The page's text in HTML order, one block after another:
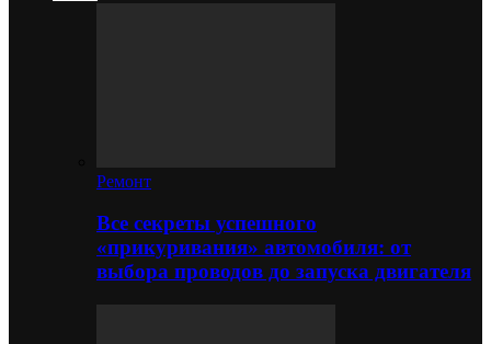
Ремонт
Все секреты успешного
«прикуривания» автомобиля: от
выбора проводов до запуска двигателя